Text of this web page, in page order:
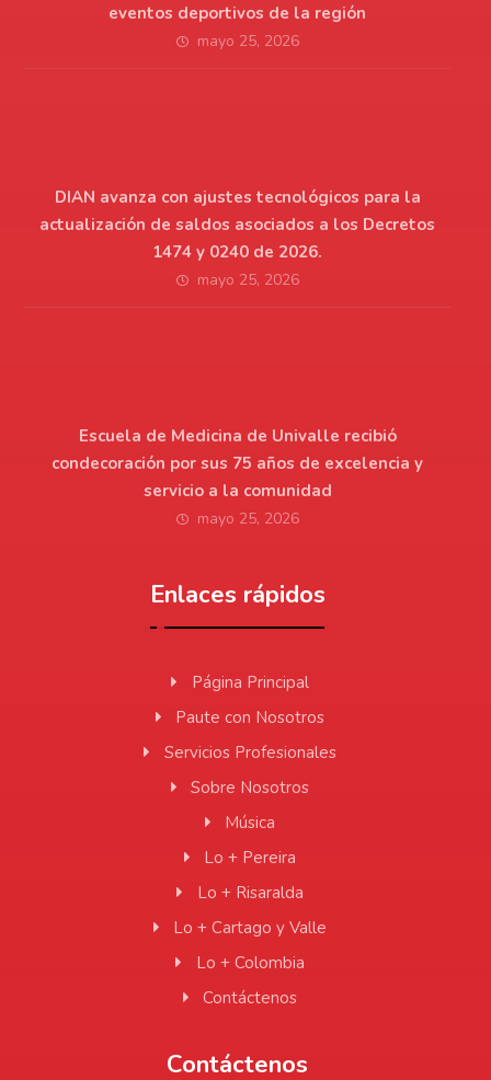
eventos deportivos de la región
mayo 25, 2026
DIAN avanza con ajustes tecnológicos para la
actualización de saldos asociados a los Decretos
1474 y 0240 de 2026.
mayo 25, 2026
Escuela de Medicina de Univalle recibió
condecoración por sus 75 años de excelencia y
servicio a la comunidad
mayo 25, 2026
Enlaces rápidos
Página Principal
Paute con Nosotros
Servicios Profesionales
Sobre Nosotros
Música
Lo + Pereira
Lo + Risaralda
Lo + Cartago y Valle
Lo + Colombia
Contáctenos
Contáctenos